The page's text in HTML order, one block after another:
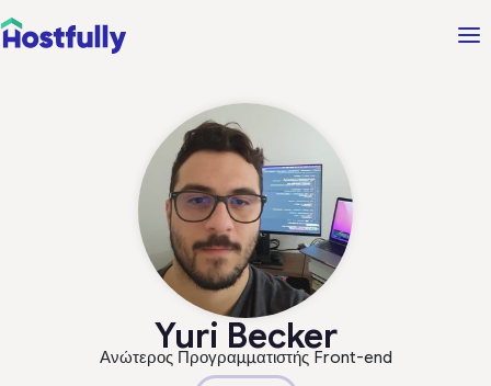
Yuri Becker
Ανώτερος Προγραμματιστής Front-end